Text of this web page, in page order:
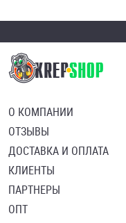
О КОМПАНИИ
ОТЗЫВЫ
ДОСТАВКА И ОПЛАТА
КЛИЕНТЫ
ПАРТНЕРЫ
ОПТ